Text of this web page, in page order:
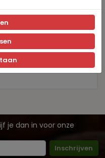
je dan in voor onze
Inschrijven